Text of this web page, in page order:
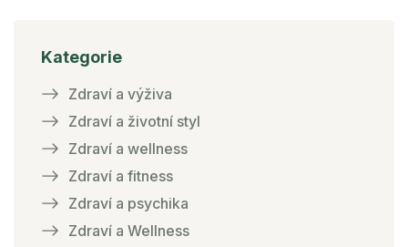
Kategorie
Zdraví a výživa
Zdraví a životní styl
Zdraví a wellness
Zdraví a fitness
Zdraví a psychika
Zdraví a Wellness